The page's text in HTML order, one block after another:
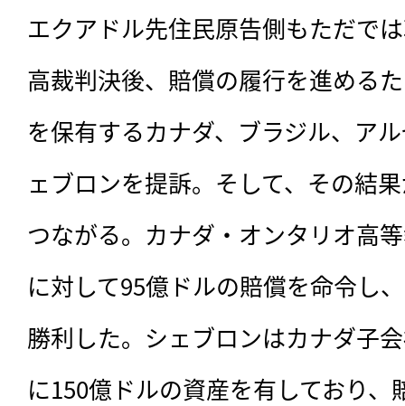
エクアドル先住民原告側もただで
高裁判決後、賠償の履行を進める
を保有するカナダ、ブラジル、ア
ェブロンを提訴。そして、その結
つながる。カナダ・オンタリオ高
に対して95億ドルの賠償を命令し
勝利した。シェブロンはカナダ子
に150億ドルの資産を有しており